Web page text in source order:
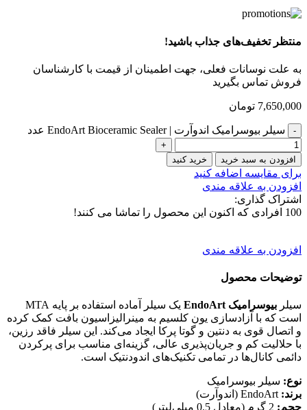
منتظر تخفیف‌های جذاب باشید!
به علت نوسانات فعلی، جهت اطمینان از قیمت با کارشناسان
فروش تماس بگیرید
7,650,000 تومان
سیلر بیوسرامیک اندوآرت | EndoArt Bioceramic Sealer عدد
افزودن به سبد خرید خرید کنید
برای مقایسه اضافه کنید
افزودن به علاقه مندی
اشتراک گذاری:
100 افرادی که اکنون این محصول را تماشا می کنند!
افزودن به علاقه مندی
توضیحات محصول
سیلر بیوسرامیک EndoArt
یک سیلر آماده استفاده بر پایه MTA
است که با آزادسازی یون کلسیم به مینرالیزاسیون بافت کمک کرده
و اتصال قوی به دنتین و گوتا پرکا ایجاد می‌کند. این سیلر فاقد رزین،
با حلالیت کم و جریان‌پذیری عالی، گزینه‌ای مناسب برای پرکردن
دائمی کانال‌ها در تمامی تکنیک‌های اندودنتیک است.
نوع: سیلر بیوسرامیک
برند: EndoArt (اندوآرت)
حجم: